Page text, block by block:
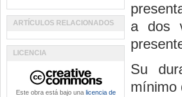
a dos
Su
mínimo
ARTÍCULOS RELACIONADOS
LICENCIA
Este obra está bajo una licencia de